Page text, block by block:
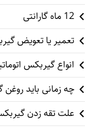
12 ماه گارانتی
تعمیر یا تعویض
انواع گیربکس
چه زمانی باید
علت تقه زدن